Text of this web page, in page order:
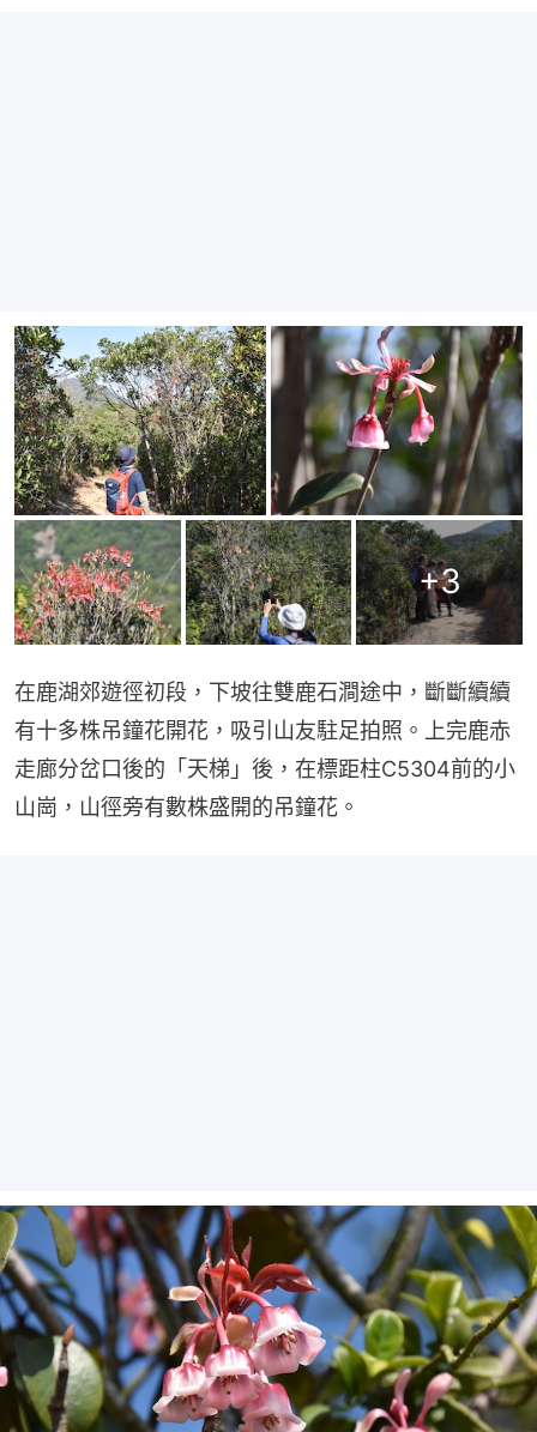
+3
在鹿湖郊遊徑初段，下坡往雙鹿石澗途中，斷斷續續
有十多株吊鐘花開花，吸引山友駐足拍照。上完鹿赤
走廊分岔口後的「天梯」後，在標距柱C5304前的小
山崗，山徑旁有數株盛開的吊鐘花。